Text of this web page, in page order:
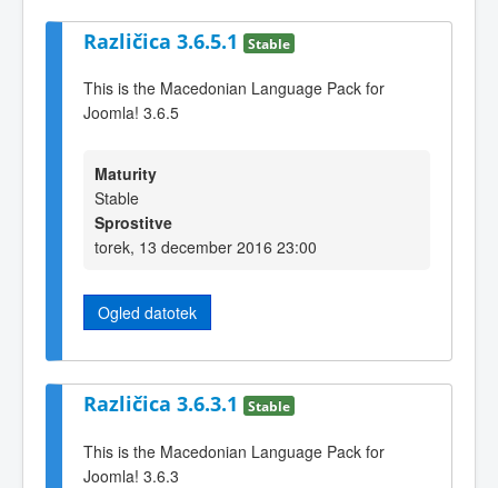
Različica 3.6.5.1 Stable
This is the Macedonian Language Pack for
Joomla! 3.6.5
Maturity
Stable
Sprostitve
torek, 13 december 2016 23:00
Ogled datotek
Različica 3.6.3.1 Stable
This is the Macedonian Language Pack for
Joomla! 3.6.3